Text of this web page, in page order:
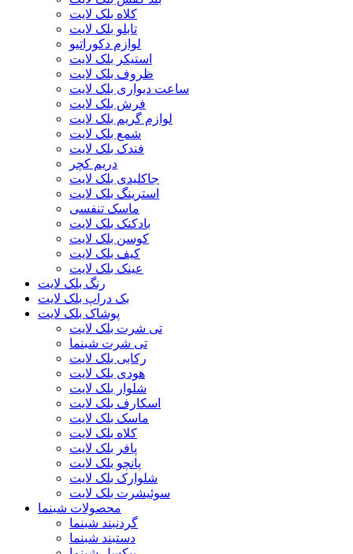
کلاه بلک لایت
تابلو بلک لایت
لوازم دکوراتیو
استیکر بلک لایت
ظروف بلک لایت
ساعت دیواری بلک لایت
فرش بلک لایت
لوازم گریم بلک لایت
شمع بلک لایت
فندک بلک لایت
دریم کچر
جاکلیدی بلک لایت
استرینگ بلک لایت
ماسک تنفسی
بادکنک بلک لایت
کوسن بلک لایت
کیف بلک لایت
عینک بلک لایت
رنگ بلک لایت
بک دراپ بلک لایت
پوشاک بلک لایت
تی شرت بلک لایت
تی شرت شبنما
رکابی بلک لایت
هودی بلک لایت
شلوار بلک لایت
اسکارف بلک لایت
ماسک بلک لایت
کلاه بلک لایت
پافر بلک لایت
پانچو بلک لایت
شلوارک بلک لایت
سوئیشرت بلک لایت
محصولات شبنما
گردنبند شبنما
دستبند شبنما